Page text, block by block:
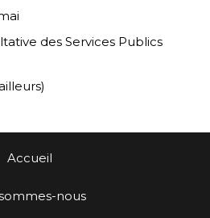
des Services Publics
Accueil
nous